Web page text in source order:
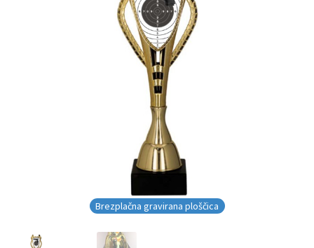
Brezplačna gravirana ploščica